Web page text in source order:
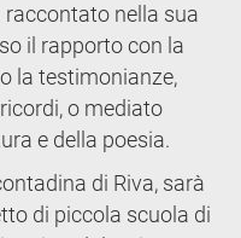
nella sua
il rapporto con la
la testimonianze,
o mediato
e della poesia.
di Riva, sarà
di piccola scuola di